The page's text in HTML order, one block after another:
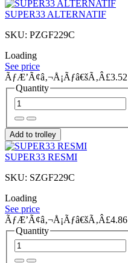
SUPER33 ALTERNATIF
SKU: PZGF229C
Loading
See price
ÃƒÆ’Ã¢â‚¬Å¡Ãƒâ€šÃ‚Â£3.52
Quantity
Add to trolley
SUPER33 RESMI
SKU: SZGF229C
Loading
See price
ÃƒÆ’Ã¢â‚¬Å¡Ãƒâ€šÃ‚Â£4.86
Quantity